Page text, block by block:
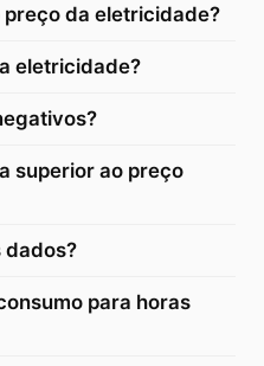
da eletricidade?
eletricidade?
superior ao preço
dados?
para horas